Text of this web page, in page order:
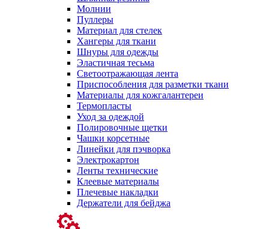
Молнии
Пуллеры
Материал для стелек
Хангеры для ткани
Шнуры для одежды
Эластичная тесьма
Светоотражающая лента
Приспособления для разметки ткани
Материалы для кожгалантереи
Термопласты
Уход за одеждой
Полировочные щетки
Чашки корсетные
Линейки для пэчворка
Электрокартон
Ленты технические
Клеевые материалы
Плечевые накладки
Держатели для бейджа